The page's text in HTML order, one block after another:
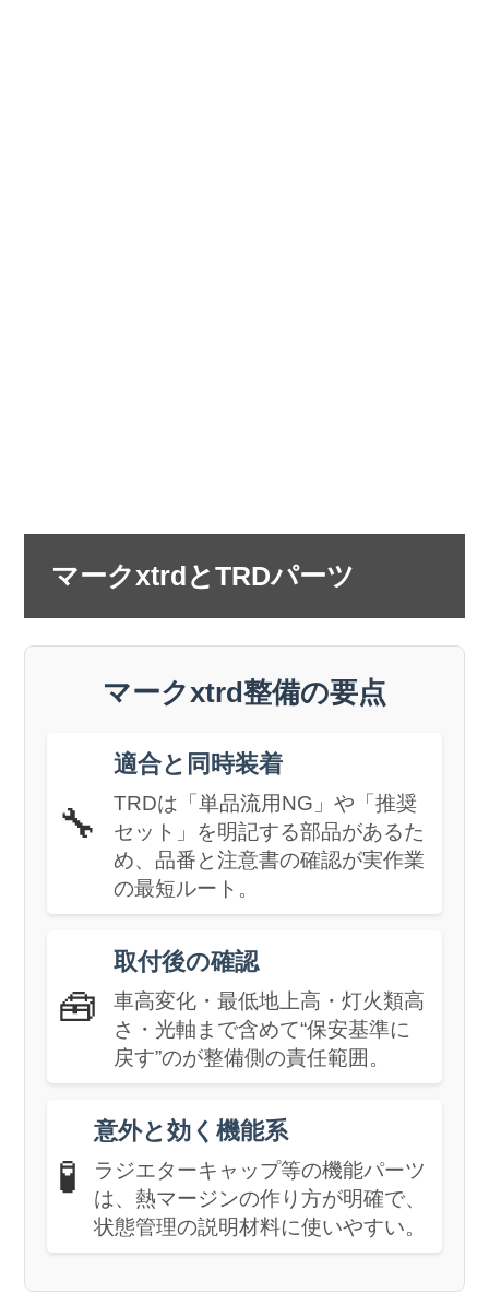
マークxtrdとTRDパーツ
マークxtrd整備の要点
🔧
適合と同時装着
TRDは「単品流用NG」や「推奨
セット」を明記する部品があるた
め、品番と注意書の確認が実作業
の最短ルート。
🧰
取付後の確認
車高変化・最低地上高・灯火類高
さ・光軸まで含めて“保安基準に
戻す”のが整備側の責任範囲。
🧪
意外と効く機能系
ラジエターキャップ等の機能パーツ
は、熱マージンの作り方が明確で、
状態管理の説明材料に使いやすい。